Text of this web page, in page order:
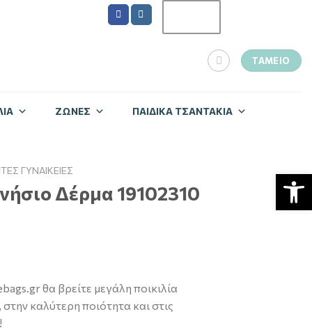
ΤΑΜΕΊΟ
ZΏΝΕΣ ΠΑΙΔΙΚΆ ΤΣΑΝΤΆΚΙΑ
ΓΥΝΑΙΚΕΊΕΣ
Δέρμα 19102310
θα βρείτε μεγάλη ποικιλία
καλύτερη ποιότητα και στις